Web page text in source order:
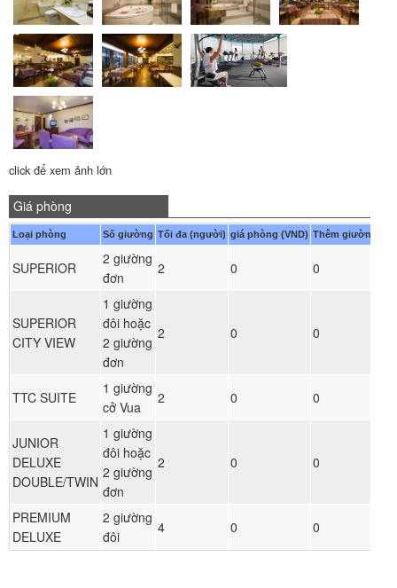
click để xem ảnh lớn
Giá phòng
Loại phòng Số giường Tối đa (người) giá phòng (VND) Thêm giường
SUPERIOR
2 giường
đơn
2 0 0
SUPERIOR
CITY VIEW
1 giường
đôi hoặc
2 giường
đơn
2 0 0
TTC SUITE
1 giường
cở Vua
2 0 0
JUNIOR
DELUXE
DOUBLE/TWIN
1 giường
đôi hoặc
2 giường
đơn
2 0 0
PREMIUM
DELUXE
2 giường
đôi
4 0 0